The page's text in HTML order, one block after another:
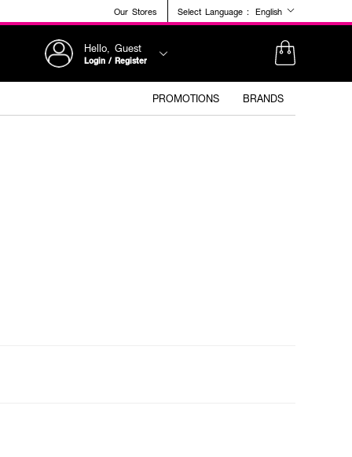
Our Stores Select Language : English
Hello, Guest
Login / Register
PROMOTIONS BRANDS